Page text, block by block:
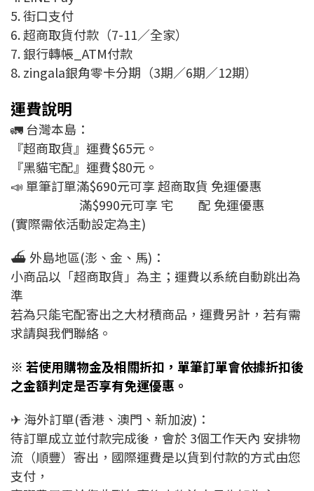
5. 街口支付
6. 超商取貨付款（7-11／全家）
7. 銀行轉帳_ATM付款
8. zingala銀角零卡分期（3期／6期／12期）
運費說明
🚛 台灣本島：
『超商取貨』運費$65元。
『黑貓宅配』運費$80元。
📣 單筆訂單滿$690元可享 超商取貨 免運優惠
滿$990元可享 宅 配 免運優惠
(實際需依活動設定為主)
⛴ 外島地區(澎、金、馬)：
小商品以「超商取貨」為主；運費以系統自動跳出為
準
若為只能宅配寄出之大材積商品，運費另計，若有需
求請與我們聯絡。
※ 若使用購物金及相關折扣，單筆訂單會依據折扣後
之金額判定是否享有免運優惠。​
✈ 海外訂單(香港、澳門、新加波)：
待訂單成立並付款完成後，會於 3個工作天內 安排物
流（順豐）寄出，國際運費是以貨到付款的方式由您
支付，